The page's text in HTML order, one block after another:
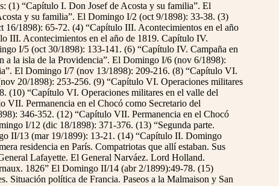
(1) “Capítulo I. Don Josef de Acosta y su familia”. El
y su familia”. El Domingo I/2 (oct 9/1898): 33-38. (3)
1898): 65-72. (4) “Capítulo III. Acontecimientos en el año
III. Acontecimientos en el año de 1819. Capítulo IV.
I/5 (oct 30/1898): 133-141. (6) “Capítulo IV. Campaña en
la isla de la Providencia”. El Domingo I/6 (nov 6/1898):
El Domingo I/7 (nov 13/1898): 209-216. (8) “Capítulo VI.
20/1898): 253-256. (9) “Capítulo VI. Operaciones militares
(10) “Capítulo VI. Operaciones militares en el valle del
Permanencia en el Chocó como Secretario del
346-352. (12) “Capítulo VII. Permanencia en el Chocó
I/12 (dic 18/1898): 371-376. (13) “Segunda parte.
II/13 (mar 19/1899): 13-21. (14) “Capítulo II. Domingo
residencia en París. Compatriotas que allí estaban. Sus
Lafayette. El General Narváez. Lord Holland.
1826” El Domingo II/14 (abr 2/1899):49-78. (15)
Situación política de Francia. Paseos a la Malmaison y San